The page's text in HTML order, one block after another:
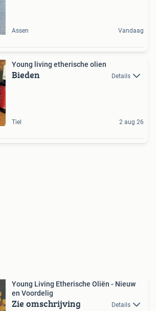
Assen Vandaag
Young living etherische olien
Bieden Details
Tiel 2 aug 26
Young Living Etherische Oliën - Nieuw
en Voordelig
Zie omschrijving Details